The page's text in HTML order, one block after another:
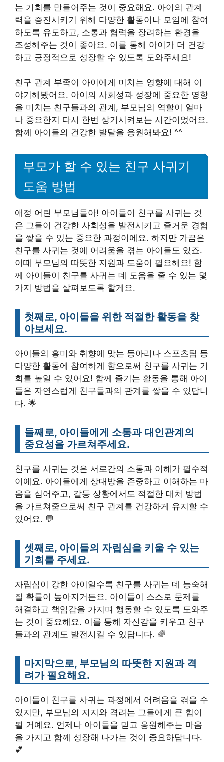
는 기회를 만들어주는 것이 중요해요. 아이의 관계
력을 증진시키기 위해 다양한 활동이나 모임에 참여
하도록 유도하고, 소통과 협력을 장려하는 환경을
조성해주는 것이 좋아요. 이를 통해 아이가 더 건강
하고 긍정적으로 성장할 수 있도록 도와주세요!
친구 관계 부족이 아이에게 미치는 영향에 대해 이
야기해봤어요. 아이의 사회성과 성장에 중요한 영향
을 미치는 친구들과의 관계, 부모님의 역할이 얼마
나 중요한지 다시 한번 상기시켜보는 시간이었어요.
함께 아이들의 건강한 발달을 응원해봐요! ^^
부모가 할 수 있는 친구 사귀기
도움 방법
애정 어린 부모님들아! 아이들이 친구를 사귀는 것
은 그들이 건강한 사회성을 발전시키고 즐거운 경험
을 쌓을 수 있는 중요한 과정이에요. 하지만 가끔은
친구를 사귀는 것에 어려움을 겪는 아이들도 있죠.
이때 부모님의 따뜻한 지원과 도움이 필요해요! 함
께 아이들이 친구를 사귀는 데 도움을 줄 수 있는 몇
가지 방법을 살펴보도록 할게요.
첫째로, 아이들을 위한 적절한 활동을 찾
아보세요.
아이들의 흥미와 취향에 맞는 동아리나 스포츠팀 등
다양한 활동에 참여하게 함으로써 친구를 사귀는 기
회를 높일 수 있어요! 함께 즐기는 활동을 통해 아이
들은 자연스럽게 친구들과의 관계를 쌓을 수 있답니
다. 🌟
둘째로, 아이들에게 소통과 대인관계의
중요성을 가르쳐주세요.
친구를 사귀는 것은 서로간의 소통과 이해가 필수적
이에요. 아이들에게 상대방을 존중하고 이해하는 마
음을 심어주고, 갈등 상황에서도 적절한 대처 방법
을 가르쳐줌으로써 친구 관계를 건강하게 유지할 수
있어요. 💬
셋째로, 아이들의 자립심을 키울 수 있는
기회를 주세요.
자립심이 강한 아이일수록 친구를 사귀는 데 능숙해
질 확률이 높아지거든요. 아이들이 스스로 문제를
해결하고 책임감을 가지며 행동할 수 있도록 도와주
는 것이 중요해요. 이를 통해 자신감을 키우고 친구
들과의 관계도 발전시킬 수 있답니다. 🌈
마지막으로, 부모님의 따뜻한 지원과 격
려가 필요해요.
아이들이 친구를 사귀는 과정에서 어려움을 겪을 수
있지만, 부모님의 지지와 격려는 그들에게 큰 힘이
될 거예요. 언제나 아이들을 믿고 응원해주는 마음
을 가지고 함께 성장해 나가는 것이 중요하답니다.
💕